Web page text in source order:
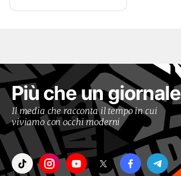
Più che un giornale
Il media che racconta il tempo in cui
viviamo con occhi moderni